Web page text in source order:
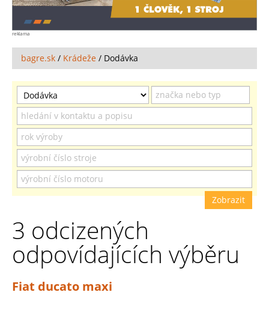
reklama
bagre.sk / Krádeže / Dodávka
3 odcizených
odpovídajících výběru
Fiat ducato maxi